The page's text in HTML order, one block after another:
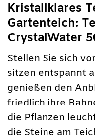
Kristallklares
Gartenteich:
CrystalWater
Stellen Sie sich
sitzen entspannt
genießen den
friedlich ihre
die Pflanzen
die Steine am